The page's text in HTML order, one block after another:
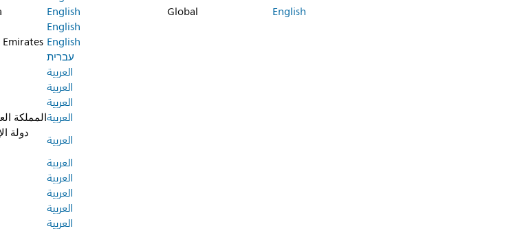
English
English
English
עברית
العربية
العربية
العربية
المملكةالعربية
دولة
العربية
العربية
العربية
العربية
العربية
العربية
Global English